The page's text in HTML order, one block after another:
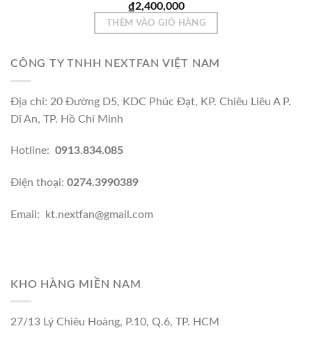
₫2,400,000
THÊM VÀO GIỎ HÀNG
CÔNG TY TNHH NEXTFAN VIỆT NAM
Địa chỉ: 20 Đường D5, KDC Phúc Đạt, KP. Chiêu Liêu A P.
Dĩ An, TP. Hồ Chí Minh
Hotline: 0913.834.085
Điện thoại: 0274.3990389
Email: kt.nextfan@gmail.com
KHO HÀNG MIỀN NAM
27/13 Lý Chiêu Hoàng, P.10, Q.6, TP. HCM